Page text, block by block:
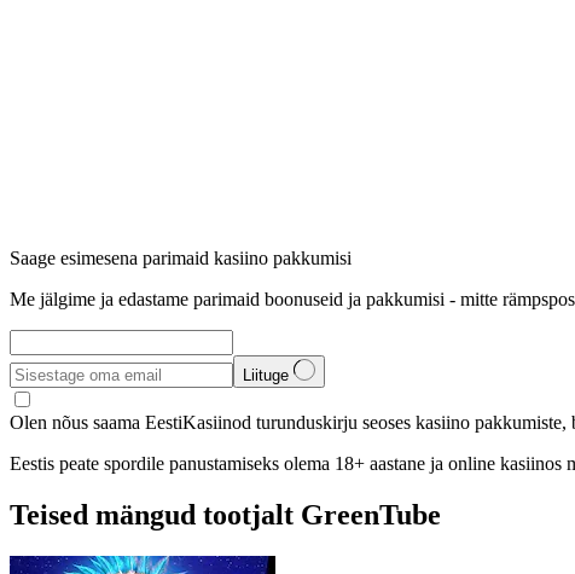
Saage esimesena parimaid kasiino pakkumisi
Me jälgime ja edastame parimaid boonuseid ja pakkumisi - mitte
Liituge
Olen nõus saama EestiKasiinod turunduskirju seoses kasiino pakkumiste,
Eestis peate spordile panustamiseks olema 18+ aastane ja online
Teised mängud tootjalt GreenTube